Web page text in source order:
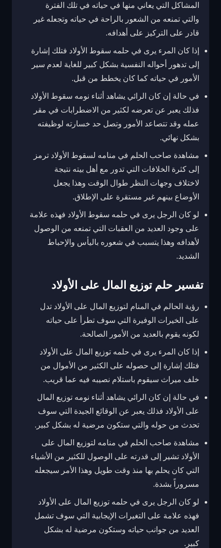
المشاكل التي يعاني منها في حياته في تلك الفترة
والتي تمنعه من الشعور بالراحة في حياته وتجعله غير
قادر على التركيز على أهدافه.
إذا كان المرء يرى في حلمه سقوط الأولاد فتلك إشارة
إلى تدهور أحواله النفسية بشكل كبير للغاية لعدم سير
الأمور في حياته كما كان يخطط من قبل.
في حالة إن كان الرائي يشاهد أثناء نومه سقوط الأولاد
فذلك يعبر عن تعرضه لكثير من الاضطرابات في مقر
عمله وقد تتصاعد الأمور وتصل حد خسارته لوظيفته
بشكل نهائي.
مشاهدة صاحب الحلم في منامه لسقوط الأولاد ترمز
إلى كثرة الخلافات التي تدور مع أهل بيته نتيجة
لاختلاف وجهات النظر طوال الوقت وهذا يجعل
الأوضاع بينهم غير مستقرة على الإطلاق.
لو كان الرجل يرى في حلمه سقوط الأولاد فهذه علامة
على وجود العديد من العقبات التي تمنعه من الوصول
لأهدافه وهذا يتسبب في شعوره باليأس والإحباط
الشديد.
تفسير حلم توزيع المال على الأولاد
رؤية الحالم في المنام لتوزيع المال على الأولاد تدل
على الخيرات الوفيرة التي سوف تطرأ على حياته
لكونه يقوم بالعديد من الأمور الصالحة.
إذا كان المرء يرى في حلمه توزيع المال على الأولاد
فتلك إشارة إلى حصوله على الكثير من الأموال من
خلف ميراث سيقوم باستلام نصيبه فيه عما قريب.
في حالة إن كان الرائي يشاهد أثناء نومه توزيع المال
على الأولاد فذلك يعبر عن الوقائع الجيدة التي سوف
تحدث من حوله والتي ستكون مرضية له بشكل كبير.
مشاهدة صاحب الحلم في منامه لتوزيع المال على
الأولاد تشير إلى قدرته على الوصول للكثير من الأشياء
التي كان يحلم بها منذ وقت طويل وهذا الأمر سيجعله
مسروراً بشدة.
لو كان الرجل يرى في حلمه توزيع المال على الأولاد
فهذه علامة على التغيرات الإيجابية التي سوف تشمل
العديد من جوانب حياته وستكون مرضية له بشكل
كبير.